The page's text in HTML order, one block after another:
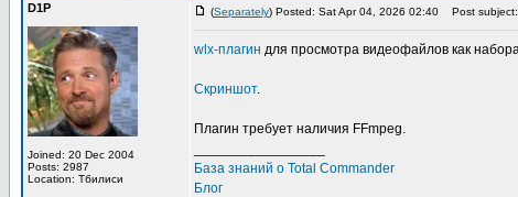
D1P
Joined: 20 Dec 2004
Posts: 2987
Location: Тбилиси
(Separately) Posted: Sat Apr 04, 2026 02:40 Post subject:
wlx-плагин для просмотра видеофайлов как
Скриншот.
Плагин требует наличия FFmpeg.
База знаний о Total Commander
Блог